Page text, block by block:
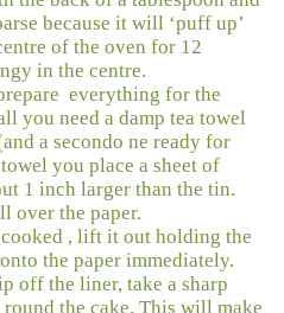
because it will ‘puff up’
of the oven for 12
in the centre.
everything for the
you need a damp tea towel
a secondo ne ready for
you place a sheet of
1 inch larger than the tin.
over the paper.
, lift it out holding the
the paper immediately.
off the liner, take a sharp
the cake. This will make